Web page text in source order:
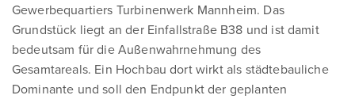
Gewerbequartiers Turbinenwerk Mannheim. Das
Grundstück liegt an der Einfallstraße B38 und ist damit
bedeutsam für die Außenwahrnehmung des
Gesamtareals. Ein Hochbau dort wirkt als städtebauliche
Dominante und soll den Endpunkt der geplanten